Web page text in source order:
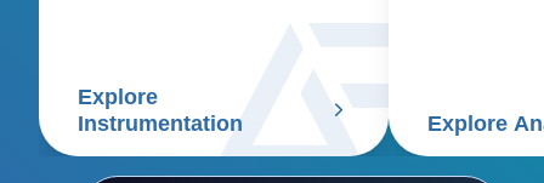
Explore
Instrumentation
Explore